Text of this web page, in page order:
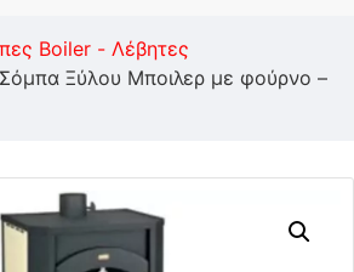
Boiler - Λέβητες
Ξύλου Μποιλερ με φούρνο –